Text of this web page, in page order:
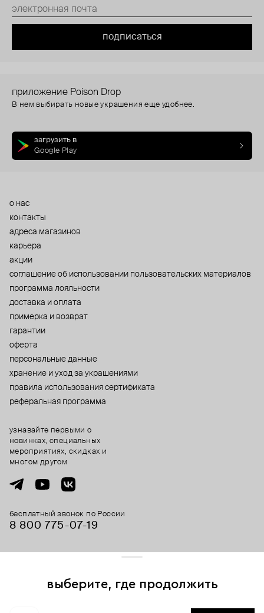
подписаться
приложение Poison Drop
В нем выбирать новые украшения еще удобнее.
загрузить в
Google Play
о нас
контакты
адреса магазинов
карьера
акции
cоглашение об использовании пользовательских материалов
программа лояльности
доставка и оплата
примерка и возврат
гарантии
оферта
персональные данные
хранение и уход за украшениями
правила использования сертификата
реферальная программа
бесплатный звонок по России
8 800 775⁠-07⁠-19
узнавайте первыми о
новинках, специальных
мероприятиях, скидках и
многом другом
выберите, где продолжить